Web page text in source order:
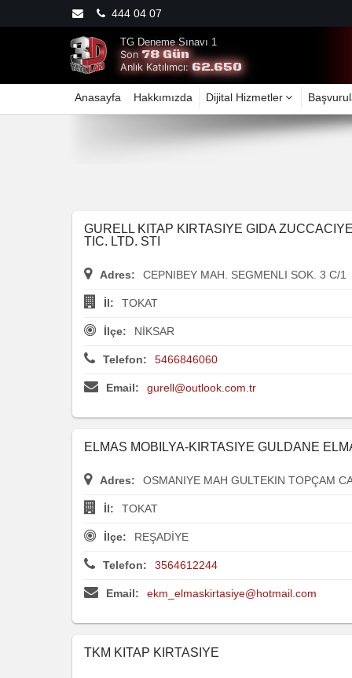
444 04 07
TG Deneme Sınavı 1
Son 78 Gün
Anlık Katılımcı:62.650
Anasayfa Hakkımızda Dijital Hizmetler
GURELL KITAP KIRTASIYE GIDA
TIC. LTD. STI
Adres: CEPNIBEY MAH. SEGMENLI SOK. 3 C/1
İl: TOKAT
İlçe: NİKSAR
Telefon: 5466846060
Email: gurell@outlook.com.tr
ELMAS MOBILYA-KIRTASIYE GULDANE
Adres: OSMANIYE MAH GULTEKIN TOPÇAM
İl: TOKAT
İlçe: REŞADİYE
Telefon: 3564612244
Email: ekm_elmaskirtasiye@hotmail.com
TKM KITAP KIRTASIYE